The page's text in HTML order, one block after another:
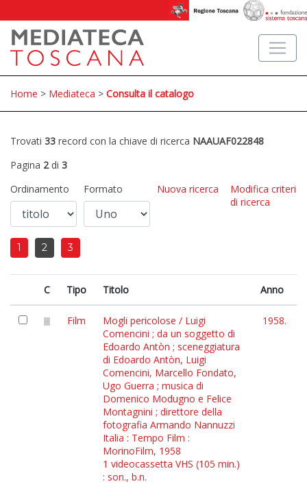
Home > Mediateca > Consulta il catalogo
Trovati 33 record con la chiave di ricerca NAAUAF022848
Pagina 2di 3
Ordinamento
Formato Nuova ricerca
Modifica criteri
di ricerca
1 2 3
C Tipo Titolo Anno
Film
Mogli pericolose / Luigi
Comencini ; da un soggetto di
Edoardo Antòn ; sceneggiatura
di Edoardo Antòn, Luigi
Comencini, Marcello Fondato,
Ugo Guerra ; musica di
Domenico Modugno e Felice
Montagnini ; direttore della
fotografia Armando Nannuzzi
Italia : Tempo Film :
MorinoFilm, 1958
1 videocassetta VHS (105 min.)
: son., b.n.
1958.